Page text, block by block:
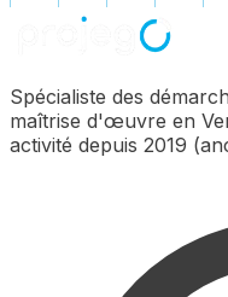
Spécialiste des
maîtrise d'œuvre en
activité depuis 2019